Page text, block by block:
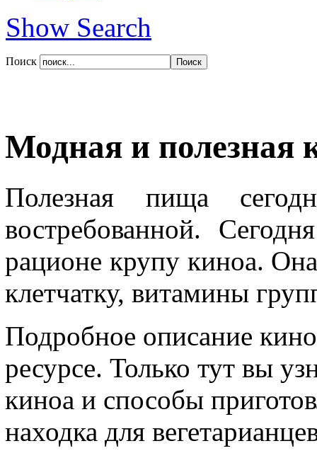
Show Search
Поиск
Модная и полезная
Полезная пища
востребованной.
рационе крупу киноа.
клетчатку, витамины
Подробное описание
ресурсе. Только тут вы
киноа и способы
находка для